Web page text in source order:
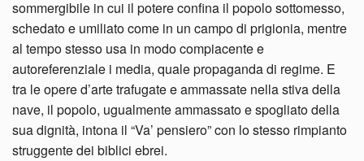
sommergibile in cui il potere confina il popolo sottomesso,
schedato e umiliato come in un campo di prigionia, mentre
al tempo stesso usa in modo compiacente e
autoreferenziale i media, quale propaganda di regime. E
tra le opere d’arte trafugate e ammassate nella stiva della
nave, il popolo, ugualmente ammassato e spogliato della
sua dignità, intona il “Va’ pensiero” con lo stesso rimpianto
struggente dei biblici ebrei.